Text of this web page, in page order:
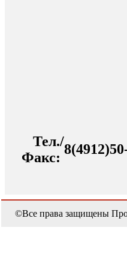
Тел./
Факс:
©Все права защищены